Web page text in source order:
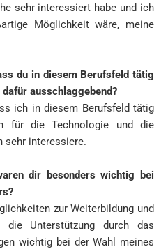
sehr interessiert habe und ich
Möglichkeit wäre, meine
du in diesem Berufsfeld tätig
ausschlaggebend?
ich in diesem Berufsfeld tätig
für die Technologie und die
sehr interessiere.
dir besonders wichtig bei
zur Weiterbildung und
die Unterstützung durch das
wichtig bei der Wahl meines